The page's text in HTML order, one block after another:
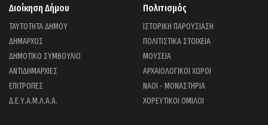
Διοίκηση Δήμου
ΤΑΥΤΟΤΗΤΑ ΔΗΜΟΥ
ΔΗΜΑΡΧΟΣ
ΔΗΜΟΤΙΚΟ ΣΥΜΒΟΥΛΙΟ
ΑΝΤΙΔΗΜΑΡΧΙΕΣ
ΕΠΙΤΡΟΠΕΣ
Δ.Ε.Υ.Α.Μ.Λ.Α.Α.
Πολιτισμός
ΙΣΤΟΡΙΚΗ ΠΑΡΟΥΣΙΑΣΗ
ΠΟΛΙΤΙΣΤΙΚΑ ΣΤΟΙΧΕΙΑ
ΜΟΥΣΕΙΑ
ΑΡΧΑΙΟΛΟΓΙΚΟΙ ΧΩΡΟΙ
ΝΑΟΙ - ΜΟΝΑΣΤΗΡΙΑ
ΧΟΡΕΥΤΙΚΟΙ ΟΜΙΛΟΙ